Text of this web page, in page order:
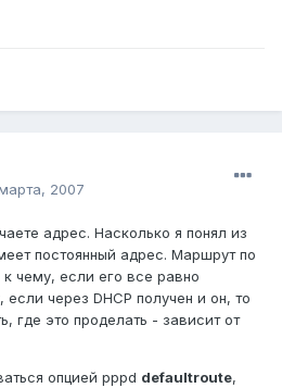
2007
адрес. Насколько я понял из
постоянный адрес. Маршрут по
чему, если его все равно
через DHCP получен и он, то
где это проделать - зависит от
опцией pppd defaultroute,